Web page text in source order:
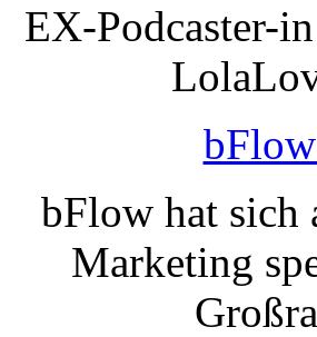
EX-Podcaster-
bFlow hat sich
Marketing